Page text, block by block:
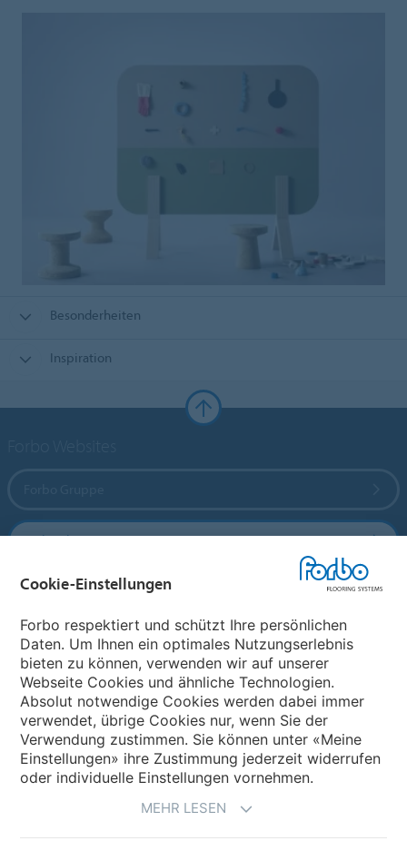
Besonderheiten
Inspiration
Forbo Flooring Systems
Forbo Movement Systems
Land auswählen
Land auswählen
Cookie-Einstellungen
Forbo respektiert und schützt Ihre persönlichen
Daten. Um Ihnen ein optimales Nutzungserlebnis
bieten zu können, verwenden wir auf unserer
Webseite Cookies und ähnliche Technologien.
Absolut notwendige Cookies werden dabei immer
verwendet, übrige Cookies nur, wenn Sie der
Verwendung zustimmen. Sie können unter «Meine
Einstellungen» ihre Zustimmung jederzeit widerrufen
oder individuelle Einstellungen vornehmen.
MEHR LESEN